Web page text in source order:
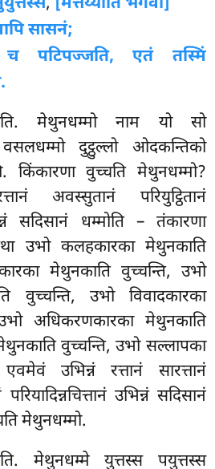
सासनं;
च पटिपज्जति, एतं तस्मिं
ति. मेथुनधम्मो नाम यो सो
दुट्ठुल्लो ओदकन्तिको
किंकारणा वुच्चति मेथुनधम्मो?
अवस्सुतानं परियुट्ठितानं
सदिसानं धम्मोति – तंकारणा
उभो कलहकारका मेथुनकाति
मेथुनकाति वुच्चन्ति, उभो
वुच्चन्ति, उभो विवादकारका
अधिकरणकारका मेथुनकाति
वुच्चन्ति, उभो सल्लापका
उभिन्नं रत्तानं सारत्तानं
परियादिन्नचित्तानं उभिन्नं सदिसानं
मेथुनधम्मो.
ति. मेथुनधम्मे युत्तस्स पयुत्तस्स